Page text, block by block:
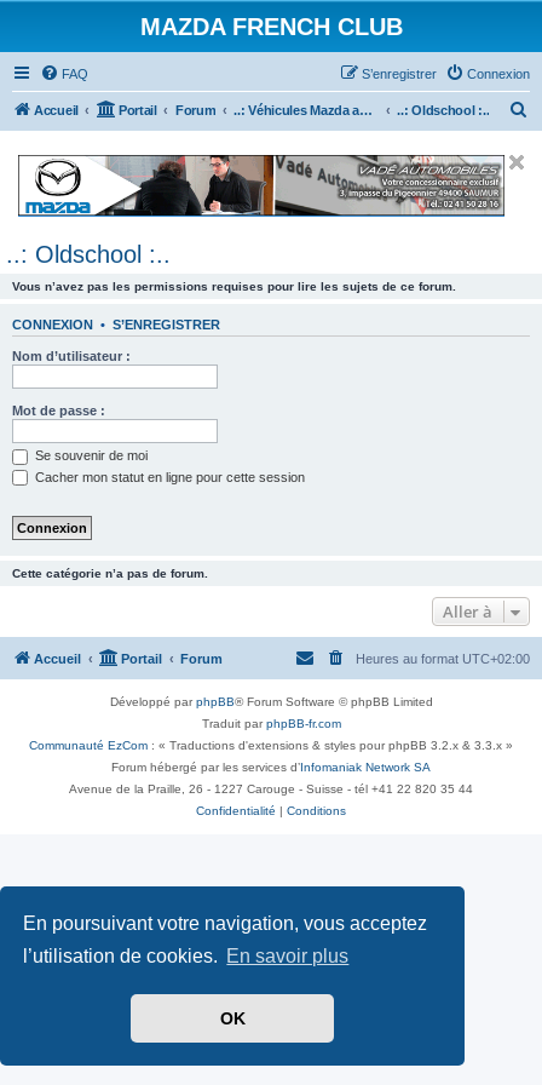
En poursuivant votre navigation, vous acceptez
l’utilisation de cookies. En savoir plus
OK
MAZDA FRENCH CLUB
FAQ Connexion
S’enregistrer
Accueil Portail Forum ..: Véhicules Mazda ancien (<2003) :.. ..: Oldschool :..
e
..: Oldschool :..
Vous n’avez pas les permissions requises pour lire les sujets de ce forum.
CONNEXION • S’ENREGISTRER
Nom d’utilisateur :
Mot de passe :
Se souvenir de moi
Cacher mon statut en ligne pour cette session
Cette catégorie n’a pas de forum.
Aller à
Accueil Portail Forum Heures au format UTC+02:00
Développé parphpBB® Forum Software © phpBB Limited
Traduit parphpBB-fr.com
Communauté EzCom : « Traductions d'extensions & styles pour phpBB 3.2.x & 3.3.x »
Forum hébergé par les services d’ Infomaniak Network SA
Avenue de la Praille, 26 - 1227 Carouge - Suisse - tél +41 22 820 35 44
Confidentialité
Conditions